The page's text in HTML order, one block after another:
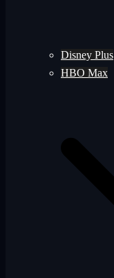
Disney Plus
HBO Max